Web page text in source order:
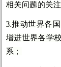
相关问题的关注
3.推动世界各
增进世界各学
系；